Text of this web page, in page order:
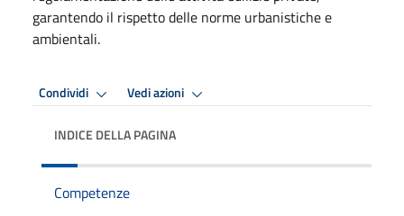
garantendo il rispetto delle norme urbanistiche e
ambientali.
Condividi Vedi azioni
INDICE DELLA PAGINA
Competenze